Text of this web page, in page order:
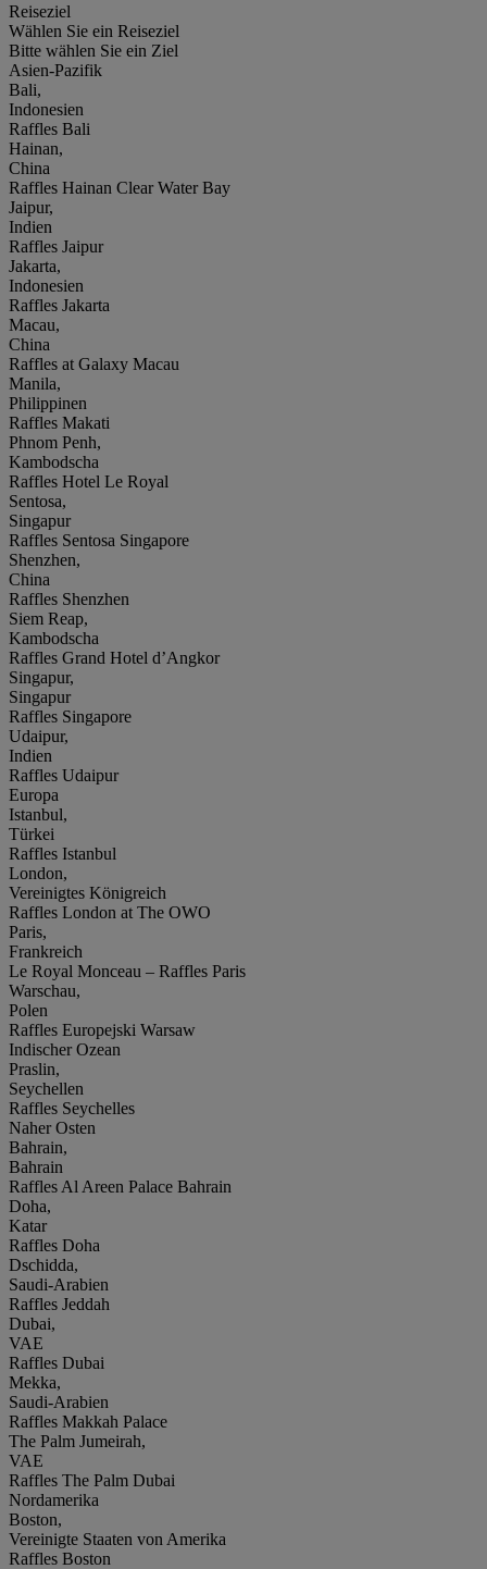
Reiseziel
Wählen Sie ein Reiseziel
Bitte wählen Sie ein Ziel
Asien-Pazifik
Bali,
Indonesien
Raffles Bali
Hainan,
China
Raffles Hainan Clear Water Bay
Jaipur,
Indien
Raffles Jaipur
Jakarta,
Indonesien
Raffles Jakarta
Macau,
China
Raffles at Galaxy Macau
Manila,
Philippinen
Raffles Makati
Phnom Penh,
Kambodscha
Raffles Hotel Le Royal
Sentosa,
Singapur
Raffles Sentosa Singapore
Shenzhen,
China
Raffles Shenzhen
Siem Reap,
Kambodscha
Raffles Grand Hotel d’Angkor
Singapur,
Singapur
Raffles Singapore
Udaipur,
Indien
Raffles Udaipur
Europa
Istanbul,
Türkei
Raffles Istanbul
London,
Vereinigtes Königreich
Raffles London at The OWO
Paris,
Frankreich
Le Royal Monceau – Raffles Paris
Warschau,
Polen
Raffles Europejski Warsaw
Indischer Ozean
Praslin,
Seychellen
Raffles Seychelles
Naher Osten
Bahrain,
Bahrain
Raffles Al Areen Palace Bahrain
Doha,
Katar
Raffles Doha
Dschidda,
Saudi-Arabien
Raffles Jeddah
Dubai,
VAE
Raffles Dubai
Mekka,
Saudi-Arabien
Raffles Makkah Palace
The Palm Jumeirah,
VAE
Raffles The Palm Dubai
Nordamerika
Boston,
Vereinigte Staaten von Amerika
Raffles Boston